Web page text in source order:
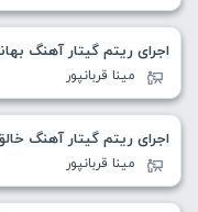
اجرای ریتم گیتار آهنگ
مینا قربانپور
اجرای ریتم گیتار آهنگ
مینا قربانپور